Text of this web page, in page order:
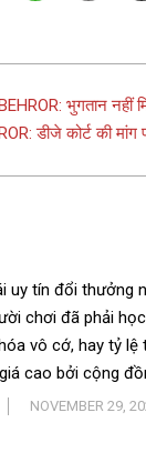
भुगतान नहीं
डीजे कोर्ट की
uy tín đổi thưởng
chơi đã phải
vô cớ, hay tỷ
cao bởi cộng
NOVEMBER 29,